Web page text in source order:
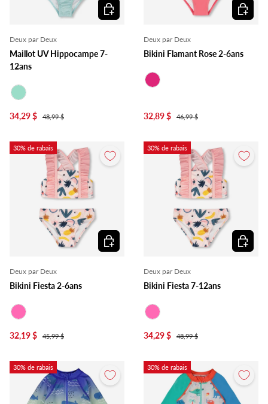
Deux par Deux
Maillot UV Hippocampe 7-
12ans
34,29 $
48,99 $
Choisir les options
Deux par Deux
Bikini Flamant Rose 2-6ans
32,89 $ 46,99 $
Choisir
30% de rabais
Deux par Deux
Bikini Fiesta 2-6ans
32,19 $
45,99 $
Choisir les options
30% de rabais
Deux par Deux
Bikini Fiesta 7-12ans
34,29 $
48,99 $
Choisir
30% de rabais 30% de rabais